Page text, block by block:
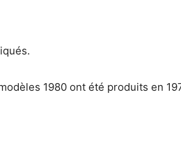
1980 ont été produits en